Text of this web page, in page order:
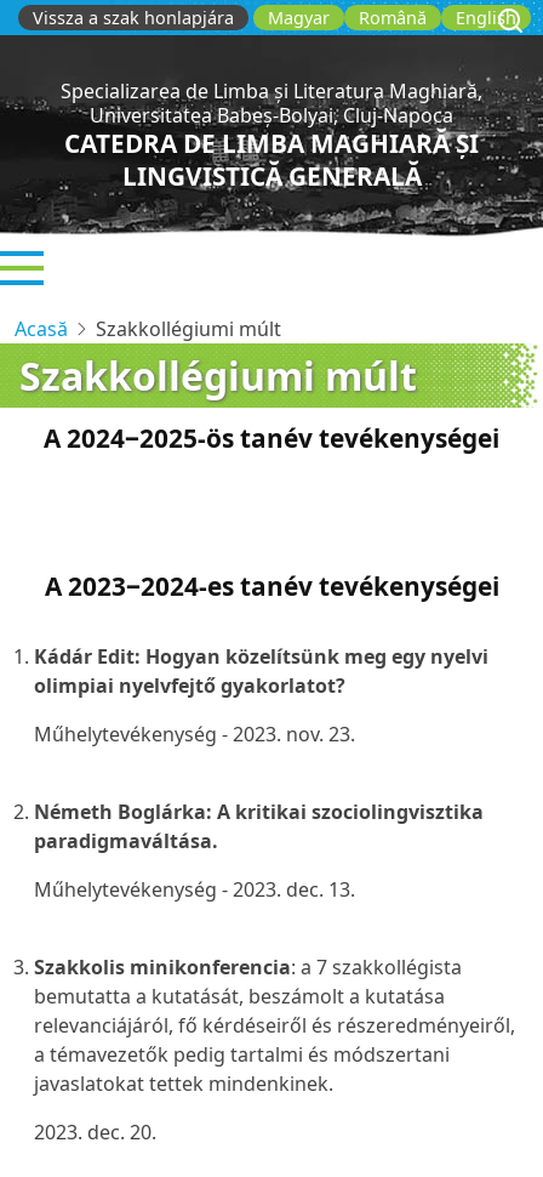
Sari
la
principal
Magyar Română English
Vissza a szak honlapjára
Specializarea de Limba și Literatura Maghiară,
Universitatea Babeș-Bolyai, Cluj-Napoca
CATEDRA DE LIMBA MAGHIARĂ ȘI
LINGVISTICĂ GENERALĂ
Acasă Szakkollégiumi múlt
Szakkollégiumi múlt
A 2024‒2025-ös tanév tevékenységei
A 2023‒2024-es tanév tevékenységei
Kádár Edit: Hogyan közelítsünk meg egy nyelvi
olimpiai nyelvfejtő gyakorlatot?
Műhelytevékenység - 2023. nov. 23.
Németh Boglárka: A kritikai szociolingvisztika
paradigmaváltása.
Műhelytevékenység - 2023. dec. 13.
Szakkolis minikonferencia: a 7 szakkollégista
bemutatta a kutatását, beszámolt a kutatása
relevanciájáról, fő kérdéseiről és részeredményeiről,
a témavezetők pedig tartalmi és módszertani
javaslatokat tettek mindenkinek.
2023. dec. 20.